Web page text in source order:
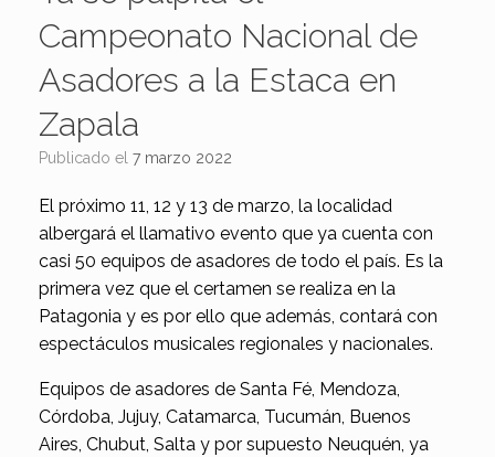
Campeonato Nacional de
Asadores a la Estaca en
Zapala
Publicado el 7 marzo 2022
El próximo 11, 12 y 13 de marzo, la localidad
albergará el llamativo evento que ya cuenta con
casi 50 equipos de asadores de todo el país. Es la
primera vez que el certamen se realiza en la
Patagonia y es por ello que además, contará con
espectáculos musicales regionales y nacionales.
Equipos de asadores de Santa Fé, Mendoza,
Córdoba, Jujuy, Catamarca, Tucumán, Buenos
Aires, Chubut, Salta y por supuesto Neuquén, ya